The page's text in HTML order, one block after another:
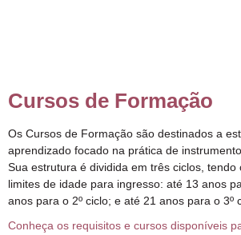
Cursos de Formação
Os Cursos de Formação são destinados a
aprendizado focado na prática de
Sua estrutura é dividida em três ciclos, tendo
limites de idade para ingresso: até 13 anos
anos para o 2º ciclo; e até 21 anos para o 3º
Conheça os requisitos e cursos disponíveis